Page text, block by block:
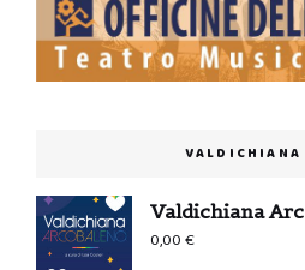
VALDICHIANA
Valdichiana
0,00€